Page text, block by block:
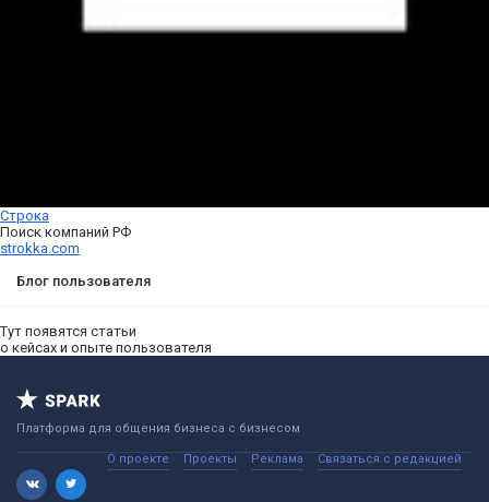
Строка
Поиск компаний РФ
strokka.com
Блог пользователя
Тут появятся статьи
о кейсах и опыте пользователя
Платформа для общения бизнеса с бизнесом
О проекте Проекты Реклама Связаться с редакцией